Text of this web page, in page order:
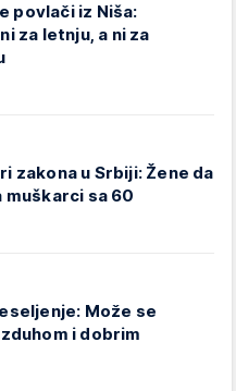
povlači iz Niša:
za letnju, a ni za
zakona u Srbiji: Žene da
muškarci sa 60
Može se
i dobrim